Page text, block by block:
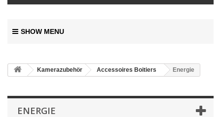
SHOW MENU
Kamerazubehör Accessoires Boitiers Energie
ENERGIE